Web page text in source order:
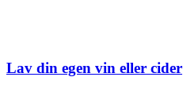
Lav din egen vin eller cider